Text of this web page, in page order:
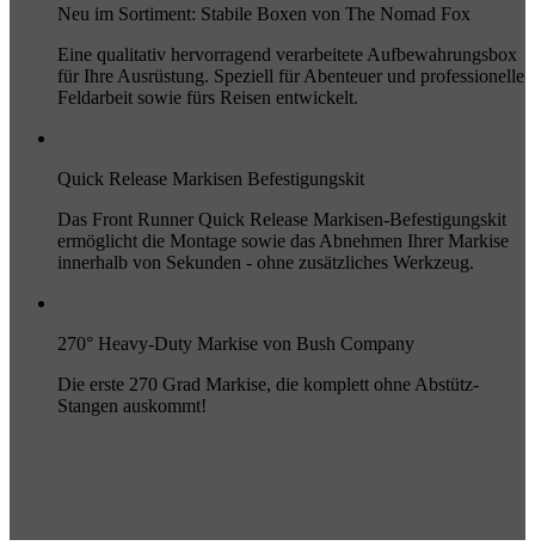
Neu im Sortiment: Stabile Boxen von The Nomad Fox
Eine qualitativ hervorragend verarbeitete Aufbewahrungsbox
für Ihre Ausrüstung. Speziell für Abenteuer und professionelle
Feldarbeit sowie fürs Reisen entwickelt.
Quick Release Markisen Befestigungskit
Das Front Runner Quick Release Markisen-Befestigungskit
ermöglicht die Montage sowie das Abnehmen Ihrer Markise
innerhalb von Sekunden - ohne zusätzliches Werkzeug.
270° Heavy-Duty Markise von Bush Company
Die erste 270 Grad Markise, die komplett ohne Abstütz-
Stangen auskommt!